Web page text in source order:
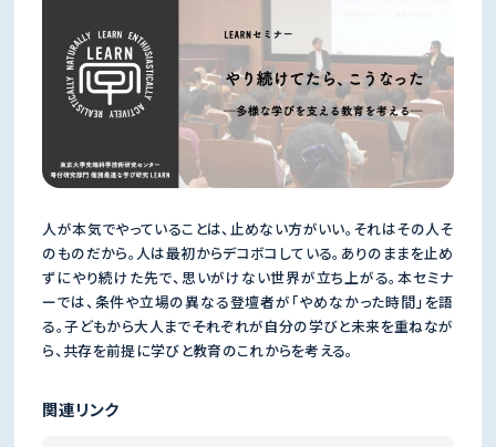
人が本気でやっていることは、止めない方がいい。それはその人そ
のものだから。人は最初からデコボコしている。ありのままを止め
ずにやり続けた先で、思いがけない世界が立ち上がる。本セミナ
ーでは、条件や立場の異なる登壇者が「やめなかった時間」を語
る。子どもから大人まで――それぞれが自分の学びと未来を重ねなが
ら、共存を前提に学びと教育のこれからを考える。
関連リンク